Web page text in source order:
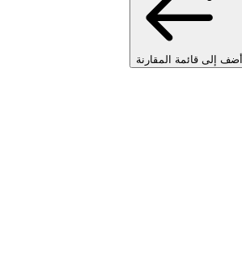
أضف إلى قائمة المقارنة